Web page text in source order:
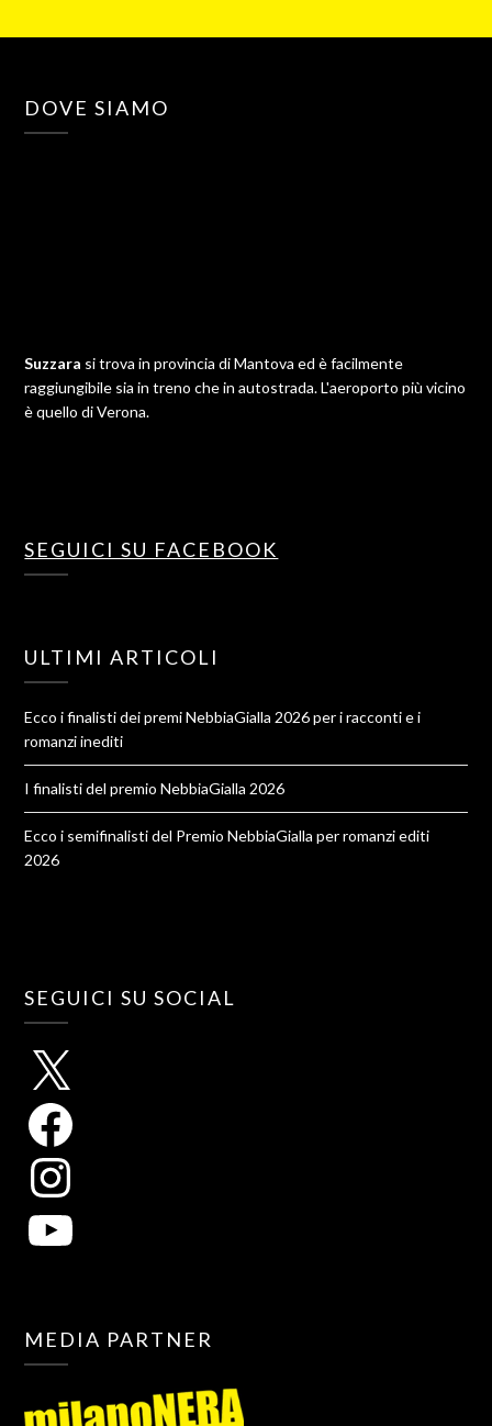
DOVE SIAMO
Suzzara si trova in provincia di Mantova ed è facilmente
raggiungibile sia in treno che in autostrada. L'aeroporto più vicino
è quello di Verona.
SEGUICI SU FACEBOOK
ULTIMI ARTICOLI
Ecco i finalisti dei premi NebbiaGialla 2026 per i racconti e i
romanzi inediti
I finalisti del premio NebbiaGialla 2026
Ecco i semifinalisti del Premio NebbiaGialla per romanzi editi
2026
SEGUICI SU SOCIAL
MEDIA PARTNER